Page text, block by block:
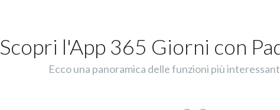
Scopri l'App 365 Giorni con
Ecco una panoramica delle funzioni più